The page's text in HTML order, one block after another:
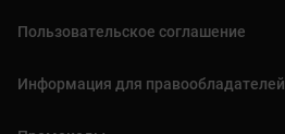
Пользовательское соглашение
Информация для правообладателей